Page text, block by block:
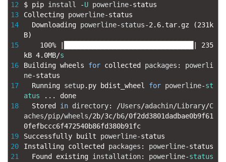
12
13
14
15
16
17
18
19
20
21
$ pip install -U powerline-status
Collecting powerline-status
Downloading powerline-status-2.6.tar.gz (231k
B)
100%
235
kB 4.0MB/s
Building wheels for collected packages :
powerli
ne-status
Running setup. py bdist_wheel for powerline-st
atus
. . .
done
Stored in directory: /Users/adachin/Library/C
aches/pip/wheels/2b/3c/b6/0f2dd3801dadbae0b9f61
0fefbccc6f472540b86fd380b91fc
Successfully
built powerline-status
Installing collected packages : powerline-status
Found existing installation: powerline-status